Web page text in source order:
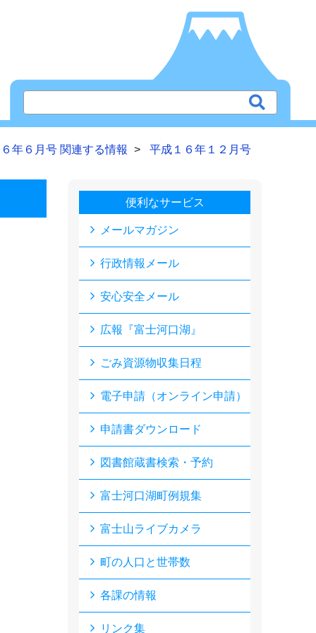
年６月号 関連する情報 平成１６年１２月号
便利なサービス
メールマガジン
行政情報メール
安心安全メール
広報『富士河口湖』
ごみ資源物収集日程
電子申請（オンライン申請）
申請書ダウンロード
図書館蔵書検索・予約
富士河口湖町例規集
富士山ライブカメラ
町の人口と世帯数
各課の情報
リンク集